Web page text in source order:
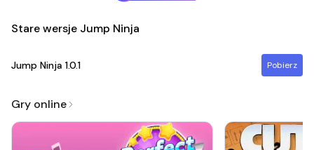
Stare wersje Jump Ninja
Jump Ninja 1.0.1 Pobierz
Gry online